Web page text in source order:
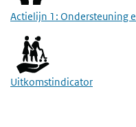
Actielijn 1: Ondersteuning
Uitkomstindicator